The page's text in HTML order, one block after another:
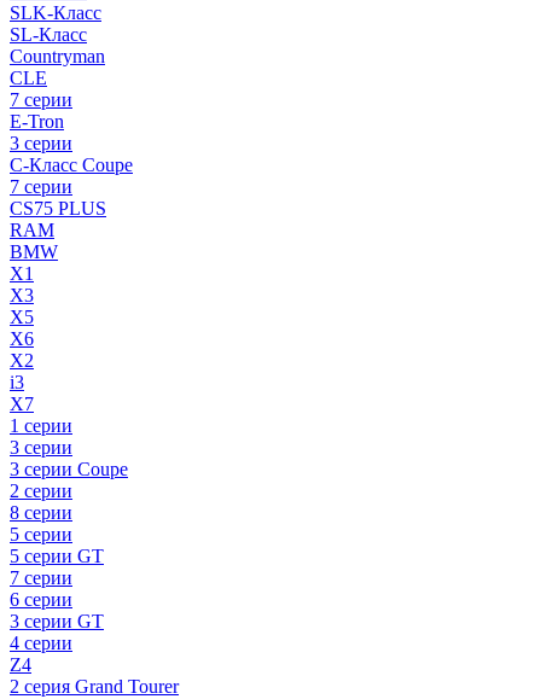
SLK-Класс
SL-Класс
Countryman
CLE
7 серии
E-Tron
3 серии
C-Класс Coupe
7 серии
CS75 PLUS
RAM
BMW
X1
X3
X5
X6
X2
i3
X7
1 серии
3 серии
3 серии Coupe
2 серии
8 серии
5 серии
5 серии GT
7 серии
6 серии
3 серии GT
4 серии
Z4
2 серия Grand Tourer